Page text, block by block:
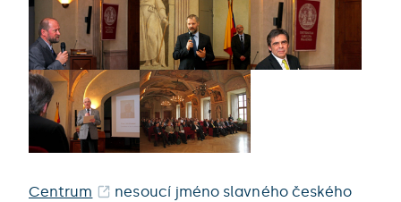
Centrum
nesoucí jméno slavného českého